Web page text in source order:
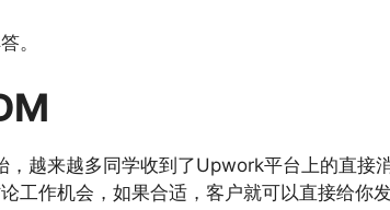
。
，越来越多同学收到了Upwork平台上的直
工作机会，如果合适，客户就可以直接给你